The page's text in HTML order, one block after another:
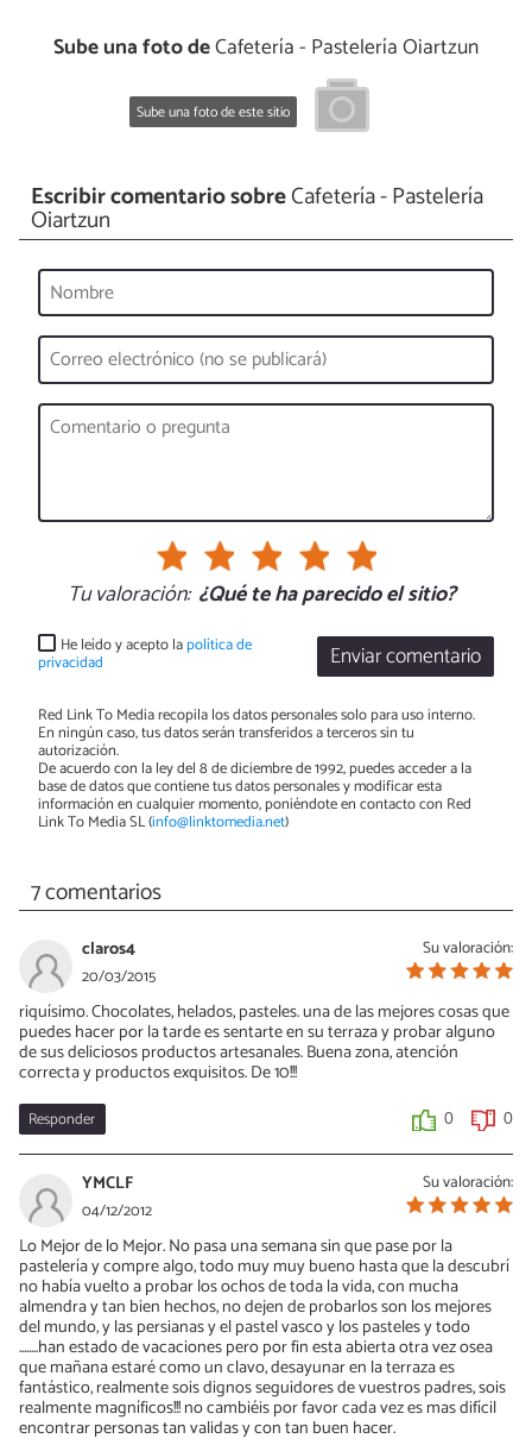
Sube una foto deCafetería - Pastelería Oiartzun
Sube una foto de este sitio
Escribir comentario sobreCafetería - Pastelería
Oiartzun
Tu valoración: ¿Qué te ha parecido el sitio?
Enviar comentario
He leído y acepto lapolítica de
privacidad
Red Link To Media recopila los datos personales solo para uso interno.
En ningún caso, tus datos serán transferidos a terceros sin tu
autorización.
De acuerdo con la ley del 8 de diciembre de 1992, puedes acceder a la
base de datos que contiene tus datos personales y modificar esta
información en cualquier momento, poniéndote en contacto con Red
Link To Media SL (info@linktomedia.net)
7 comentarios
Su valoración:
claros4
20/03/2015
riquísimo. Chocolates, helados, pasteles. una de las mejores cosas que
puedes hacer por la tarde es sentarte en su terraza y probar alguno
de sus deliciosos productos artesanales. Buena zona, atención
correcta y productos exquisitos. De 10!!!
Responder 0 0
Su valoración:
YMCLF
04/12/2012
Lo Mejor de lo Mejor. No pasa una semana sin que pase por la
pastelería y compre algo, todo muy muy bueno hasta que la descubrí
no había vuelto a probar los ochos de toda la vida, con mucha
almendra y tan bien hechos, no dejen de probarlos son los mejores
del mundo, y las persianas y el pastel vasco y los pasteles y todo
........han estado de vacaciones pero por fin esta abierta otra vez osea
que mañana estaré como un clavo, desayunar en la terraza es
fantástico, realmente sois dignos seguidores de vuestros padres, sois
realmente magníficos!!! no cambiéis por favor cada vez es mas difícil
encontrar personas tan validas y con tan buen hacer.